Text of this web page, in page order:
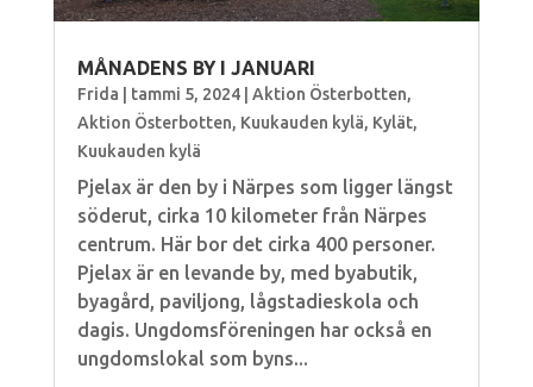
MÅNADENS BY I JANUARI
Frida tammi 5, 2024| Aktion Österbotten,
Aktion Österbotten, Kuukauden kylä, Kylät,
Kuukauden kylä
Pjelax är den by i Närpes som ligger längst
söderut, cirka 10 kilometer från Närpes
centrum. Här bor det cirka 400 personer.
Pjelax är en levande by, med byabutik,
byagård, paviljong, lågstadieskola och
dagis. Ungdomsföreningen har också en
ungdomslokal som byns...